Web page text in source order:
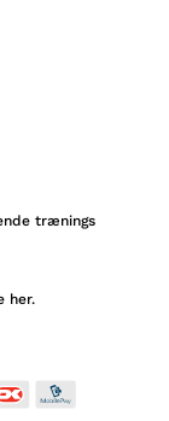
trænings
her.